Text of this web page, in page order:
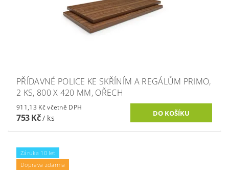
PŘÍDAVNÉ POLICE KE SKŘÍNÍM A REGÁLŮM PRIMO,
2 KS, 800 X 420 MM, OŘECH
911,13 Kč včetně DPH
753 Kč/ ks
Záruka 10 let
Doprava zdarma